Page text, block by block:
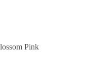
Pink